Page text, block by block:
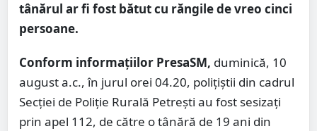
tânărul ar fi fost bătut cu răngile de vreo cinci
persoane.
Conform informațiilor PresaSM, duminică, 10
august a.c., în jurul orei 04.20, polițiștii din cadrul
Secției de Poliție Rurală Petrești au fost sesizați
prin apel 112, de către o tânără de 19 ani din